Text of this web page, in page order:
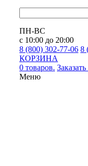
ПН-ВС
с 10:00 до 20:00
8 (800) 302-77-06 8
КОРЗИНА
0 товаров.
Меню